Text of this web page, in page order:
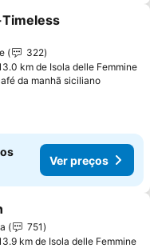
aos favoritos
322
km de Isola delle Femmine
da manhã siciliano
Ver preços
aos favoritos
751
km de Isola delle Femmine